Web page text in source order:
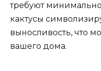
требуют
кактусы
выносливость, что
вашего дома.